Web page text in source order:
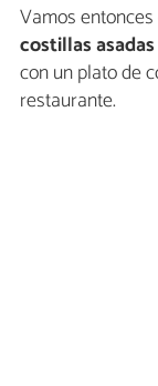
Vamos
costillas
con un plato de
restaurante.